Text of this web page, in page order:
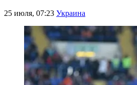
25 июля, 07:23 Украина